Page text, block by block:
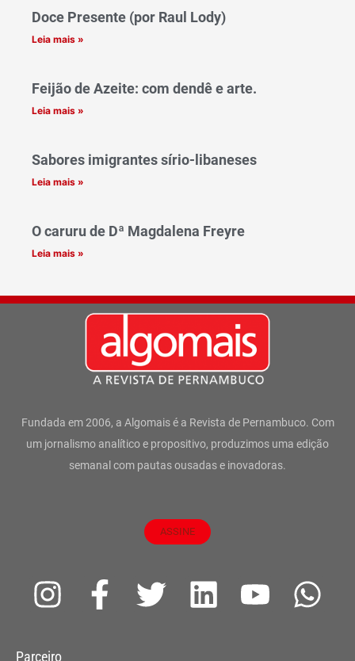
Doce Presente (por Raul Lody)
Leia mais »
Feijão de Azeite: com dendê e arte.
Leia mais »
Sabores imigrantes sírio-libaneses
Leia mais »
O caruru de Dª Magdalena Freyre
Leia mais »
Fundada em 2006, a Algomais é a Revista de Pernambuco. Com
um jornalismo analítico e propositivo, produzimos uma edição
semanal com pautas ousadas e inovadoras.
ASSINE
I
s
F
a
T
L
Y
W
Parceiro